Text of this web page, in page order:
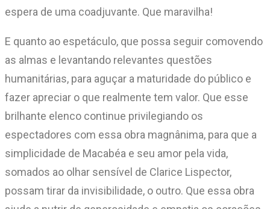
espera de uma coadjuvante. Que maravilha!
E quanto ao espetáculo, que possa seguir comovendo
as almas e levantando relevantes questões
humanitárias, para aguçar a maturidade do público e
fazer apreciar o que realmente tem valor. Que esse
brilhante elenco continue privilegiando os
espectadores com essa obra magnânima, para que a
simplicidade de Macabéa e seu amor pela vida,
somados ao olhar sensível de Clarice Lispector,
possam tirar da invisibilidade, o outro. Que essa obra